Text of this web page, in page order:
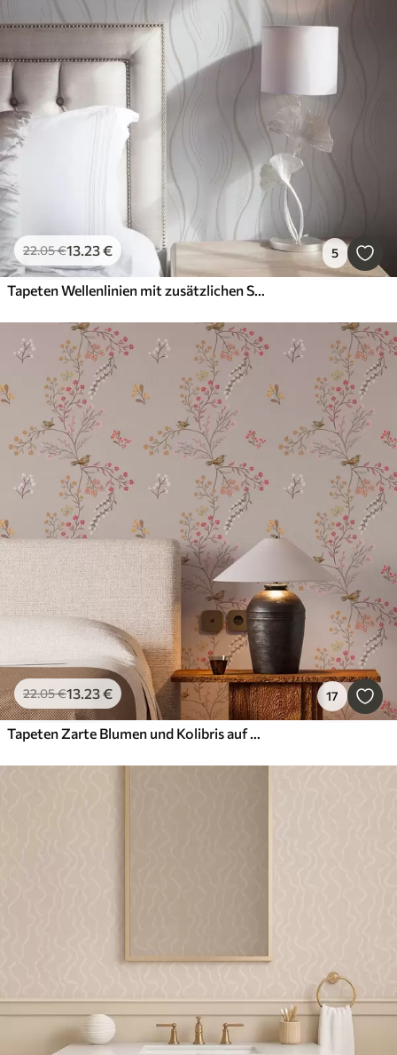
22.05€13.23€ 5
Tapeten Wellenlinien mit zusätzlichen Strichen im modernen Stil
22.05€13.23€ 17
Tapeten Zarte Blumen und Kolibris auf Ästen